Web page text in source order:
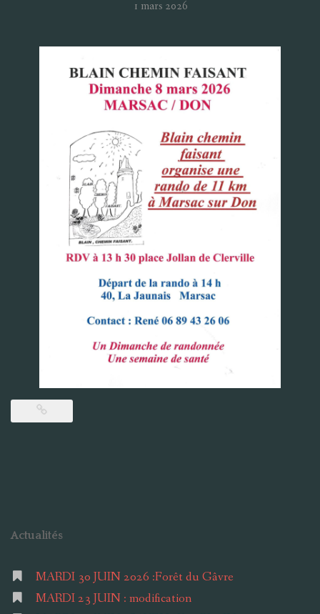
1 mars 2026
Actualités
MARDI 30 JUIN 2026 :Forêt du Gâvre
MARDI 23 JUIN : modification